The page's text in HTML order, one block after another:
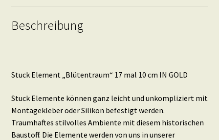
Beschreibung
Stuck Element „Blütentraum“ 17 mal 10 cm IN GOLD
Stuck Elemente können ganz leicht und unkompliziert mit
Montagekleber oder Silikon befestigt werden.
Traumhaftes stilvolles Ambiente mit diesem historischen
Baustoff. Die Elemente werden von uns in unserer